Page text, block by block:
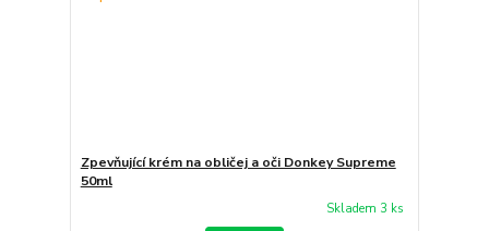
Zpevňující krém na obličej a oči Donkey Supreme
50ml
Skladem 3 ks